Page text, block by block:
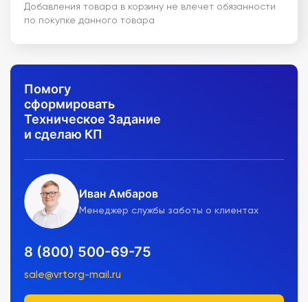
Добавления товара в корзину не влечет обязанности
по покупке данного товара
Помогу
сформировать
Техническое Задание
и сделаю КП
Иван Амбаров
Менеджер службы заботы о клиентах
8 (800) 500-69-75
sale@vrtorg-mail.ru